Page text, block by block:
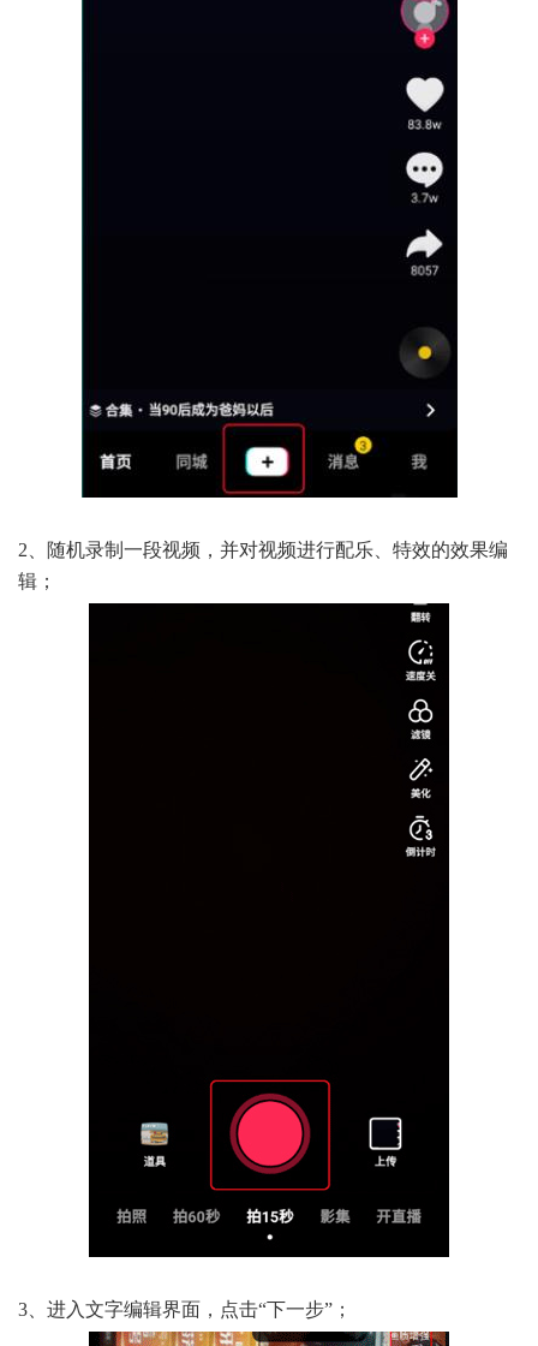
2、随机录制一段视频，并对视频进行配乐、特效的效果编
辑；
3、进入文字编辑界面，点击“下一步”；